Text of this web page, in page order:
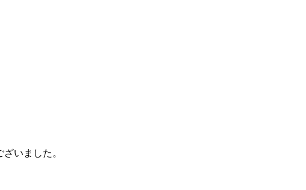
いました。